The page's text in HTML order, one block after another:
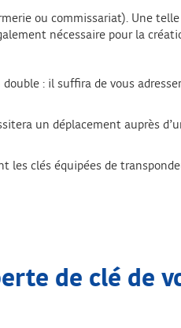
ou commissariat). Une
nécessaire pour la
: il suffira de vous
un déplacement auprès
les clés équipées de
de clé de